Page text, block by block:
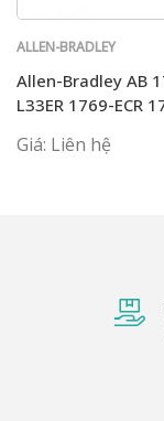
ALLEN-BRADLEY
Allen-Bradley AB
L33ER 1769-ECR
Giá: Liên hệ